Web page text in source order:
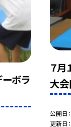
ーボラ
７月
大
公開日
更新日